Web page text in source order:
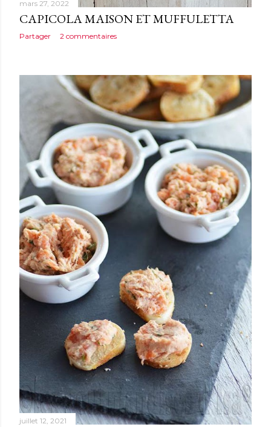
mars 27, 2022
CAPICOLA MAISON ET MUFFULETTA
Partager 2 commentaires
juillet 12, 2021